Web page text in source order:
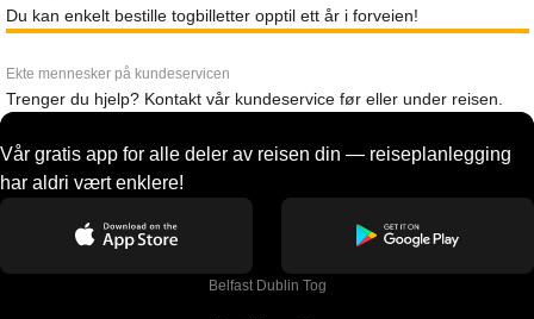
Du kan enkelt bestille togbilletter opptil ett år i forveien!
Ekte mennesker på kundeservicen
Trenger du hjelp? Kontakt vår kundeservice før eller under reisen.
Vår gratis app for alle deler av reisen din — reiseplanlegging
har aldri vært enklere!
Belfast Dublin Tog